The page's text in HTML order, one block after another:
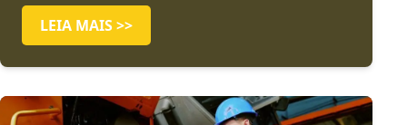
LEIA MAIS >>